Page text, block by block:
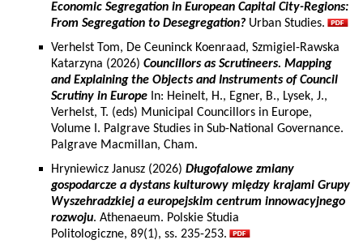
Economic Segregation in European Capital City-Regions:
From Segregation to Desegregation? Urban Studies.
Verhelst Tom, De Ceuninck Koenraad, Szmigiel-Rawska
Katarzyna (2026) Councillors as Scrutineers. Mapping
and Explaining the Objects and Instruments of Council
Scrutiny in Europe In: Heinelt, H., Egner, B., Lysek, J.,
Verhelst, T. (eds) Municipal Councillors in Europe,
Volume I. Palgrave Studies in Sub-National Governance.
Palgrave Macmillan, Cham.
Hryniewicz Janusz (2026) Długofalowe zmiany
gospodarcze a dystans kulturowy między krajami Grupy
Wyszehradzkiej a europejskim centrum innowacyjnego
rozwoju. Athenaeum. Polskie Studia
Politologiczne, 89(1), ss. 235-253.